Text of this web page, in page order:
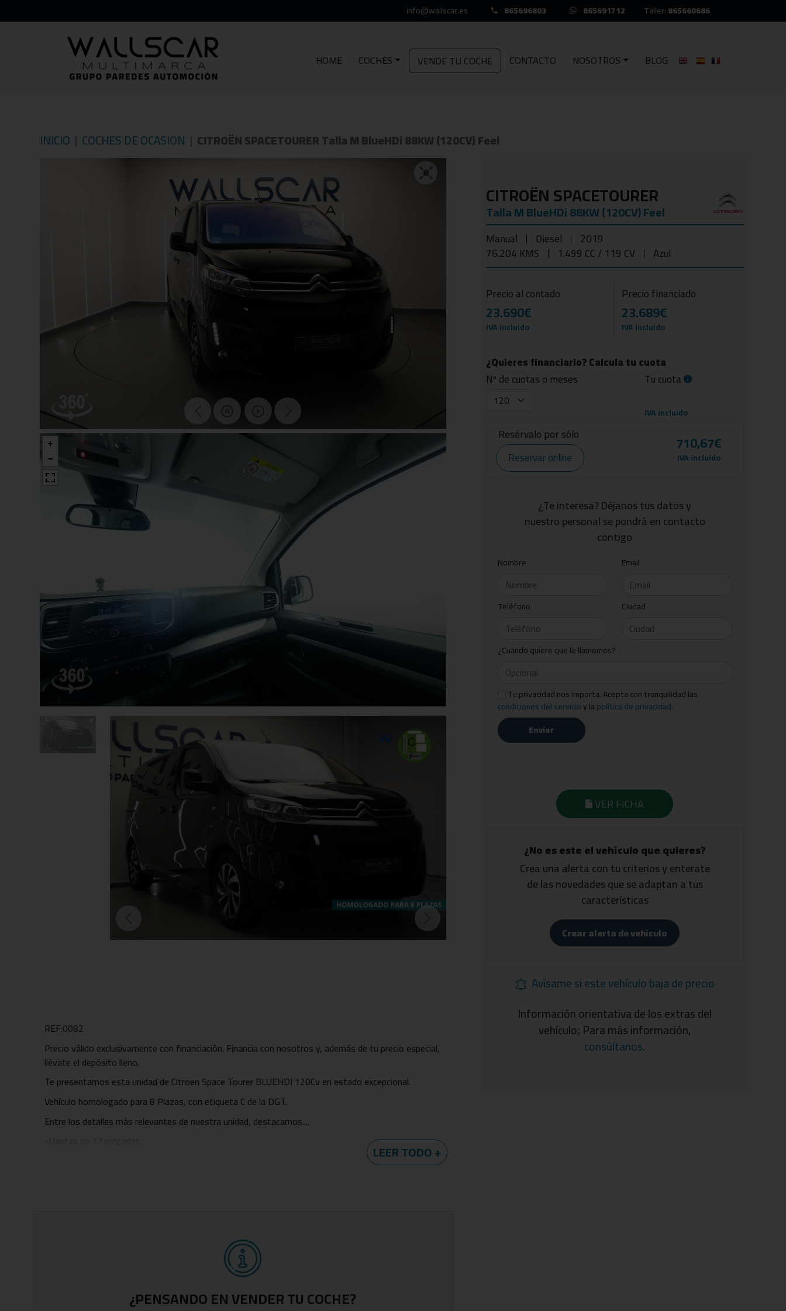
info@wallscar.es 865696803 865691712 Taller:865660686
HOME COCHES VENDE TU COCHE CONTACTO NOSOTROS BLOG
INICIO COCHES DE OCASION CITROËN SPACETOURER Talla M BlueHDi 88KW (120CV) Feel
REF:0082
Precio válido exclusivamente con financiación. Financia con nosotros y, además de tu precio especial,
llévate el depósito lleno.
Te presentamos esta unidad de Citroen Space Tourer BLUEHDI 120Cv en estado excepcional.
Vehículo homologado para 8 Plazas, con etiqueta C de la DGT.
Entre los detalles más relevantes de nuestra unidad, destacamos....
Vehículo certificado por técnico especializado, acreditando la ausencia de daños estructurales y su
LEER TODO +
¿PENSANDO EN VENDER TU COCHE?
CITROËN SPACETOURER
Talla M BlueHDi 88KW (120CV) Feel
Manual Diesel 2019
76.204 KMS 1.499 CC / 119 CV Azul
Precio al contado
23.690€
IVA incluido
Precio financiado
23.689€
IVA incluido
¿Quieres financiarlo? Calcula tu cuota
Nº de cuotas o meses
Tu cuota
IVA incluido
Resérvalo por sólo
Reservar online
710,67€
IVA incluido
¿Te interesa? Déjanos tus datos y
nuestro personal se pondrá en contacto
contigo
Nombre Email
Teléfono Ciudad
¿Cuando quiere que le llamemos?
Tu privacidad nos importa. Acepta con tranquilidad las
condiciones del servicioy lapolítica de privacidad.
Enviar
VER FICHA
¿No es este el vehículo que quieres?
Crea una alerta con tu criterios y enterate
de las novedades que se adaptan a tus
características
Crear alerta de vehículo
Avísame si este vehículo baja de precio
Información orientativa de los extras del
vehículo; Para más información,
consúltanos.